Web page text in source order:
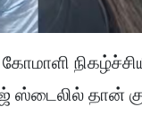
ஸ்டைலில் தான்